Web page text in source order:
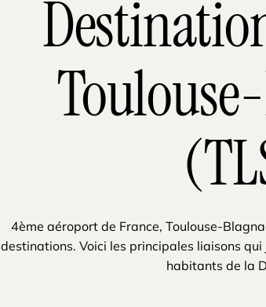
4ème aéroport de France, Toulouse-
destinations. Voici les principales liaisons
habitants de la